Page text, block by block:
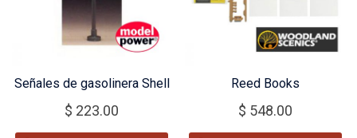
Señales de gasolinera Shell
$ 223.00
Reed Books
$ 548.00